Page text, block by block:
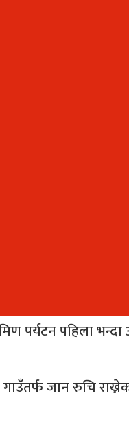
पर्यटन पहिला
जान रुचि